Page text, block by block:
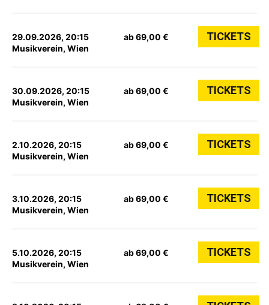
29.09.2026, 20:15
Musikverein, Wien
ab 69,00 € TICKETS
30.09.2026, 20:15
Musikverein, Wien
ab 69,00 € TICKETS
2.10.2026, 20:15
Musikverein, Wien
ab 69,00 € TICKETS
3.10.2026, 20:15
Musikverein, Wien
ab 69,00 € TICKETS
5.10.2026, 20:15
Musikverein, Wien
ab 69,00 € TICKETS